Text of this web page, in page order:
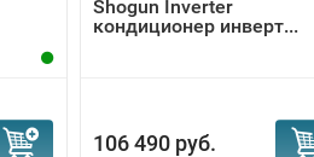
Shogun Inverter
кондиционер инверт...
106 490 руб.